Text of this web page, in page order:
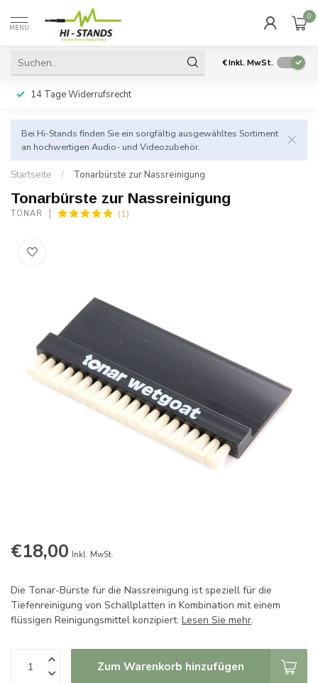
MENU
0
€Inkl. MwSt.
14 Tage Widerrufsrecht
Bei Hi-Stands finden Sie ein sorgfältig ausgewähltes Sortiment
an hochwertigen Audio- und Videozubehör.
Startseite / Tonarbürste zur Nassreinigung
Tonarbürste zur Nassreinigung
TONAR (1)
€18,00 Inkl. MwSt.
Die Tonar-Bürste für die Nassreinigung ist speziell für die
Tiefenreinigung von Schallplatten in Kombination mit einem
flüssigen Reinigungsmittel konzipiert. Lesen Sie mehr.
Zum Warenkorb hinzufügen